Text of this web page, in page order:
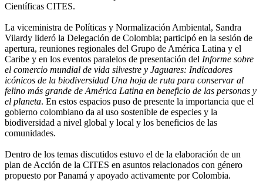
Científicas CITES.
La viceministra de Políticas y Normalización Ambiental, Sandra
Vilardy lideró la Delegación de Colombia; participó en la sesión de
apertura, reuniones regionales del Grupo de América Latina y el
Caribe y en los eventos paralelos de presentación del Informe sobre
el comercio mundial de vida silvestre y Jaguares: Indicadores
icónicos de la biodiversidad Una hoja de ruta para conservar al
felino más grande de América Latina en beneficio de las personas y
el planeta. En estos espacios puso de presente la importancia que el
gobierno colombiano da al uso sostenible de especies y la
biodiversidad a nivel global y local y los beneficios de las
comunidades.
Dentro de los temas discutidos estuvo el de la elaboración de un
plan de Acción de la CITES en asuntos relacionados con género
propuesto por Panamá y apoyado activamente por Colombia.